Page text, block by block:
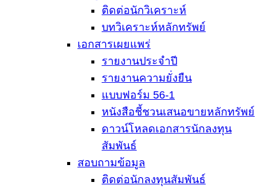
ติดต่อนักวิเคราะห์
บทวิเคราะห์หลักทรัพย์
เอกสารเผยแพร่
รายงานประจำปี
รายงานความยั่งยืน
แบบฟอร์ม 56-1
หนังสือชี้ชวนเสนอขายหลักทรัพย์
ดาวน์โหลดเอกสารนักลงทุน
สัมพันธ์
สอบถามข้อมูล
ติดต่อนักลงทุนสัมพันธ์